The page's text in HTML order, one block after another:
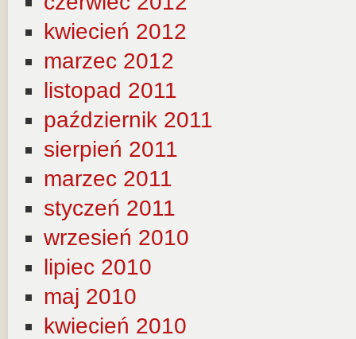
kwiecień 2012
marzec 2012
listopad 2011
październik 2011
sierpień 2011
marzec 2011
styczeń 2011
wrzesień 2010
lipiec 2010
maj 2010
kwiecień 2010